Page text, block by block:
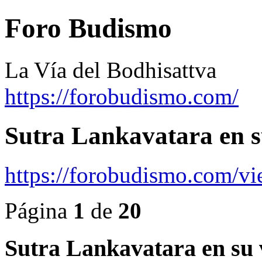
Foro Budismo
La Vía del Bodhisattva
https://forobudismo.com/
Sutra Lankavatara en
https://forobudismo.com/
Página 1 de 20
Sutra Lankavatara en su